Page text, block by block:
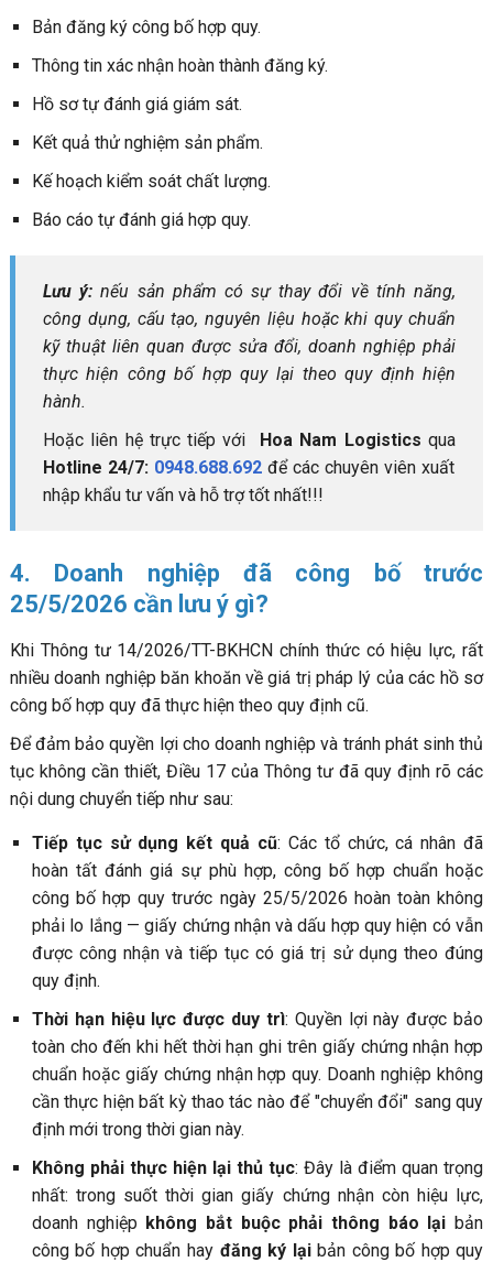
Bản đăng ký công bố hợp quy.
Thông tin xác nhận hoàn thành đăng ký.
Hồ sơ tự đánh giá giám sát.
Kết quả thử nghiệm sản phẩm.
Kế hoạch kiểm soát chất lượng.
Báo cáo tự đánh giá hợp quy.
Lưu ý: nếu sản phẩm có sự thay đổi về tính năng,
công dụng, cấu tạo, nguyên liệu hoặc khi quy chuẩn
kỹ thuật liên quan được sửa đổi, doanh nghiệp phải
thực hiện công bố hợp quy lại theo quy định hiện
hành.
Hoặc liên hệ trực tiếp với
Hoa Nam Logisticsqua
Hotline 24/7: 0948.688.692 để các chuyên viên xuất
nhập khẩu tư vấn và hỗ trợ tốt nhất!!!
4. Doanh nghiệp đã công bố trước
25/5/2026 cần lưu ý gì?
Khi Thông tư 14/2026/TT-BKHCN chính thức có hiệu lực, rất
nhiều doanh nghiệp băn khoăn về giá trị pháp lý của các hồ sơ
công bố hợp quy đã thực hiện theo quy định cũ.
Để đảm bảo quyền lợi cho doanh nghiệp và tránh phát sinh thủ
tục không cần thiết, Điều 17 của Thông tư đã quy định rõ các
nội dung chuyển tiếp như sau:
Tiếp tục sử dụng kết quả cũ: Các tổ chức, cá nhân đã
hoàn tất đánh giá sự phù hợp, công bố hợp chuẩn hoặc
công bố hợp quy trước ngày 25/5/2026 hoàn toàn không
phải lo lắng — giấy chứng nhận và dấu hợp quy hiện có vẫn
được công nhận và tiếp tục có giá trị sử dụng theo đúng
quy định.
Thời hạn hiệu lực được duy trì: Quyền lợi này được bảo
toàn cho đến khi hết thời hạn ghi trên giấy chứng nhận hợp
chuẩn hoặc giấy chứng nhận hợp quy. Doanh nghiệp không
cần thực hiện bất kỳ thao tác nào để "chuyển đổi" sang quy
định mới trong thời gian này.
Không phải thực hiện lại thủ tục: Đây là điểm quan trọng
nhất: trong suốt thời gian giấy chứng nhận còn hiệu lực,
doanh nghiệp không bắt buộc phải thông báo lại bản
công bố hợp chuẩn hay đăng ký lạibản công bố hợp quy